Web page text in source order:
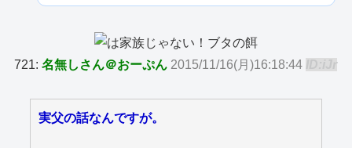
721:名無しさん＠おーぷん 2015/11/16(月)16:18:44 ID:iJr
実父の話なんですが。